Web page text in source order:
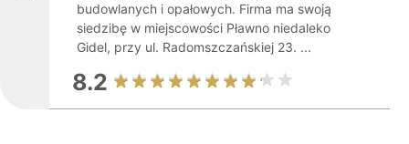
budowlanych i opałowych. Firma ma swoją
siedzibę w miejscowości Pławno niedaleko
Gidel, przy ul. Radomszczańskiej 23. ...
8.2